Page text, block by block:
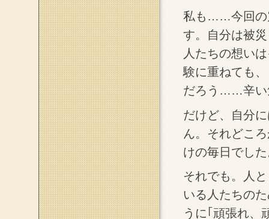
私も……今回の
す。自分は被
人たちの想い
験に重ねても
だろう……辛い
だけど、自分
ん。それどこ
けの毎日でし
それでも。人
いる人たちの
うに｢頑張れ、